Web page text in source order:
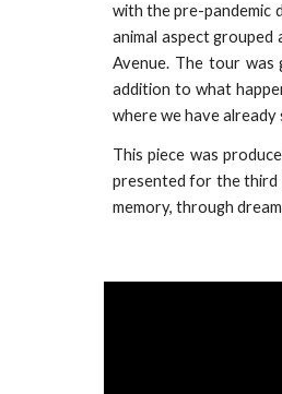
with the pre-pandemic
animal aspect
Avenue. The tour
addition to what
where we have already
This piece was
presented for the third
memory, through